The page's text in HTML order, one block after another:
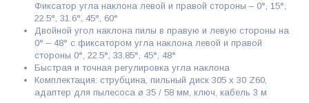
Фиксатор угла наклона левой и правой стороны – 0°, 15°,
22.5°, 31.6°, 45°, 60°
Двойной угол наклона пилы в правую и левую стороны на
0° – 48° с фиксатором угла наклона левой и правой
стороны 0°, 22.5°, 33.85°, 45°, 48°
Быстрая и точная регулировка угла наклона
Комплектация: струбцина, пильный диск 305 х 30 Z60,
адаптер для пылесоса ø 35 / 58 мм, ключ, кабель 3 м